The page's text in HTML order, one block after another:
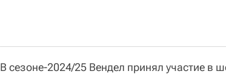
В сезоне-2024/25 Вендел принял участие в